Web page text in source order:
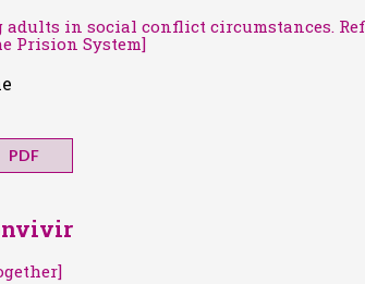
adults in social conflict circumstances.
Prision System]
PDF